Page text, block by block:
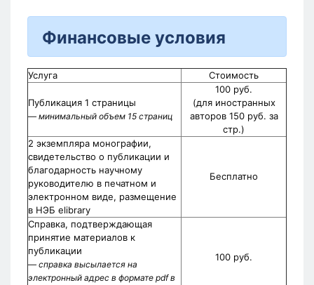
Финансовые условия
Услуга Стоимость
Публикация 1 страницы
— минимальный объем 15 страниц
100 руб.
(для иностранных
авторов 150 руб. за
стр.)
2 экземпляра монографии,
свидетельство о публикации и
благодарность научному
руководителю в печатном и
электронном виде, размещение
в НЭБ elibrary
Бесплатно
Справка, подтверждающая
принятие материалов к
публикации
— справка высылается на
электронный адрес в формате pdf в
100 руб.